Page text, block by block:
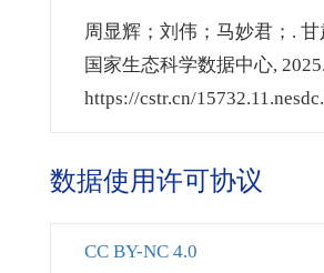
周显辉；刘伟；马妙君；.
国家生态科学数据中心,
https://cstr.cn/
数据使用许可协议
CC BY-NC 4.0